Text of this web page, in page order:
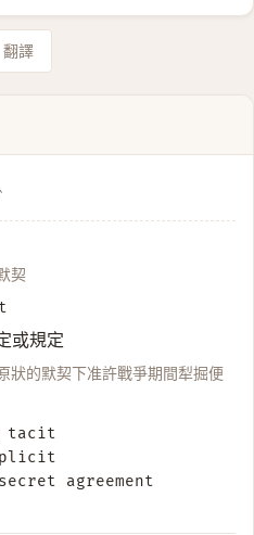
翻譯
契
或規定
狀的默契下准許戰爭期間犁掘便
tacit
agreement